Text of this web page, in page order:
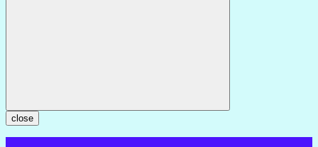
close